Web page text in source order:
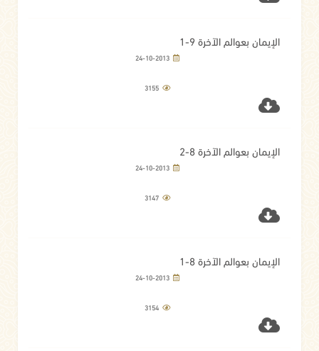
الإيمان بعوالم الآخرة 9-1
24-10-2013
3155
الإيمان بعوالم الآخرة 8-2
24-10-2013
3147
الإيمان بعوالم الآخرة 8-1
24-10-2013
3154